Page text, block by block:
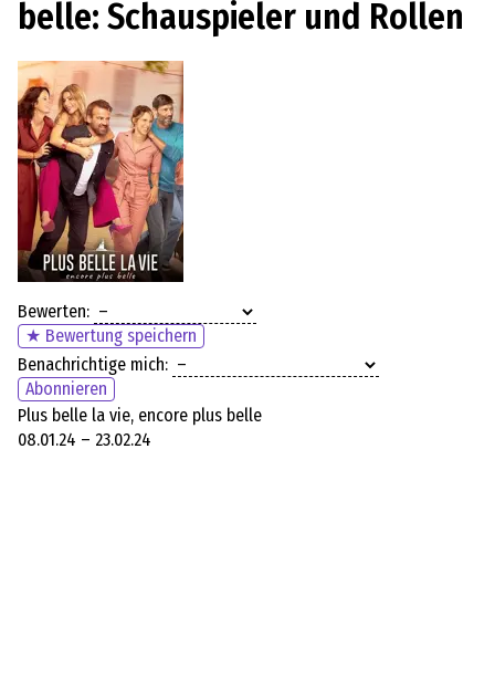
belle: Schauspieler und Rollen
Bewerten:
★ Bewertung speichern
Benachrichtige mich:
Abonnieren
Plus belle la vie, encore plus belle
08.01.24 – 23.02.24